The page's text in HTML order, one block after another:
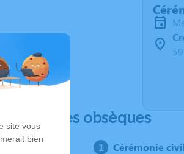
Déroulé des obsèques
Cérémonie